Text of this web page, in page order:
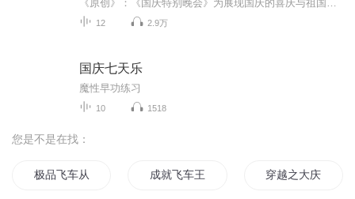
12 2.9万
国庆七天乐
魔性早功练习
10 1518
您是不是在找：
极品飞车从重生开始 成就飞车王者之路 穿越之大庆帝国